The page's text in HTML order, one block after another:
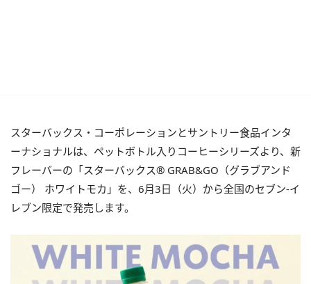
スターバックス・コーポレーションとサントリー食品インタ
ーナショナルは、ペットボトル入りコーヒーシリーズより、新
フレーバーの「スターバックス® GRAB&GO（グラブアンド
ゴー） ホワイトモカ」を、6月3日（火）から全国のセブン-イ
レブン限定で発売します。